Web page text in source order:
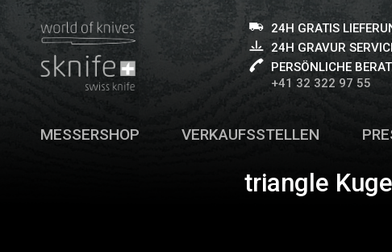
24H GRATIS
24H GRAVUR
PERSÖNLICHE
+41 32 322 97 55
MESSERSHOP VERKAUFSSTELLEN
triangle